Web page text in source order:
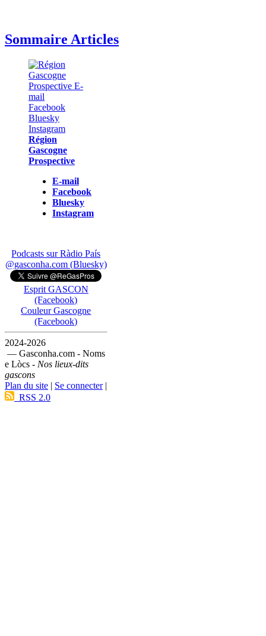
Sommaire Articles
Région
Gascogne
Prospective
E-mail
Facebook
Bluesky
Instagram
Podcasts sur Ràdio País
@gasconha.com (Bluesky)
Esprit GASCON
(Facebook)
Couleur Gascogne
(Facebook)
2024-2026
— Gasconha.com - Noms
e Lòcs - Nos lieux-dits
gascons
Plan du site | Se connecter|
RSS 2.0